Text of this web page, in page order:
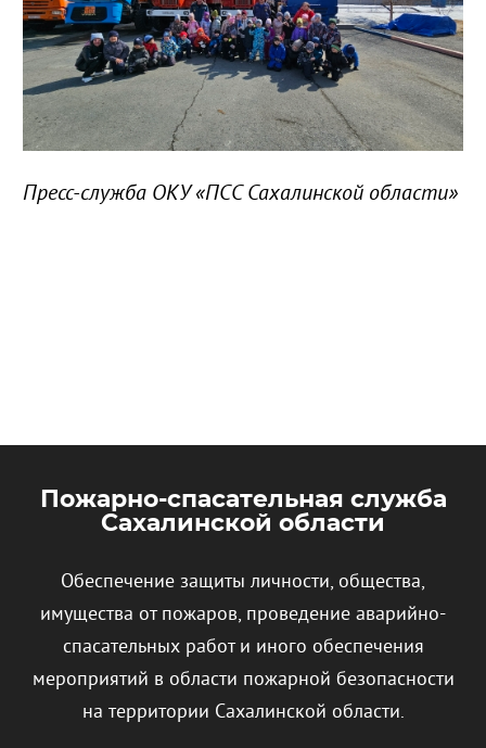
Пресс-служба ОКУ «ПСС Сахалинской области»
Пожарно-спасательная служба
Сахалинской области
Обеспечение защиты личности, общества,
имущества от пожаров, проведение аварийно-
спасательных работ и иного обеспечения
мероприятий в области пожарной безопасности
на территории Сахалинской области.